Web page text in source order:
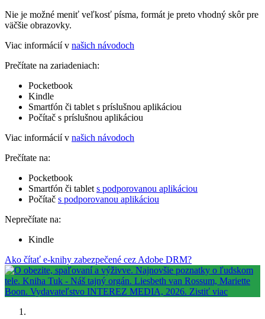
Nie je možné meniť veľkosť písma, formát je preto vhodný skôr pre
väčšie obrazovky.
Viac informácií v našich návodoch
Prečítate na zariadeniach:
Pocketbook
Kindle
Smartfón či tablet s príslušnou aplikáciou
Počítač s príslušnou aplikáciou
Viac informácií v našich návodoch
Prečítate na:
Pocketbook
Smartfón či tablet s podporovanou aplikáciou
Počítač s podporovanou aplikáciou
Neprečítate na:
Kindle
Ako čítať e-knihy zabezpečené cez Adobe DRM?